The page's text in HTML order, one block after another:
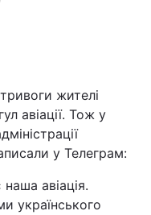
жителі
авіації. Тож у
у Телеграм:
авіація.
українського